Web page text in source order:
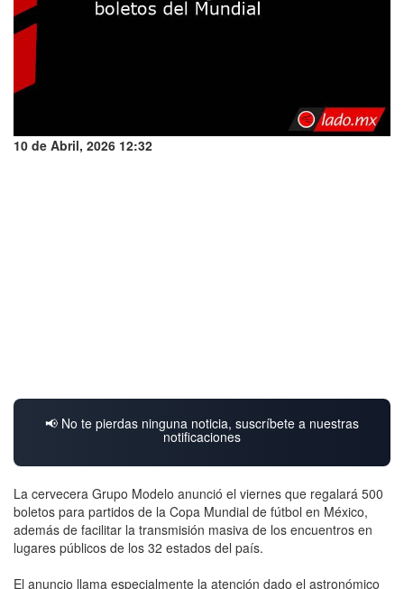
10 de Abril, 2026 12:32
📢 No te pierdas ninguna noticia, suscríbete a nuestras
notificaciones
La cervecera Grupo Modelo anunció el viernes que regalará 500
boletos para partidos de la Copa Mundial de fútbol en México,
además de facilitar la transmisión masiva de los encuentros en
lugares públicos de los 32 estados del país.
El anuncio llama especialmente la atención dado el astronómico